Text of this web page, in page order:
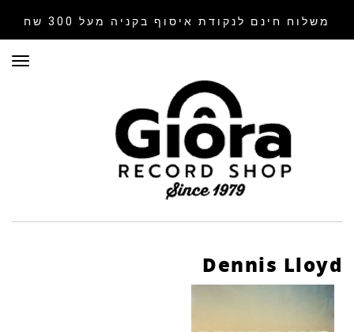
משלוח חינם לנקודת איסוף בקניה מעל 300 שח
Dennis Lloyd